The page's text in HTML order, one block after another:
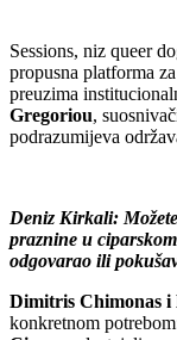
Sessions, niz queer
propusna platforma
preuzima
Gregoriou,
podrazumijeva
Deniz Kirkali:
praznine u
odgovarao ili
Dimitris Chimonas i
konkretnom